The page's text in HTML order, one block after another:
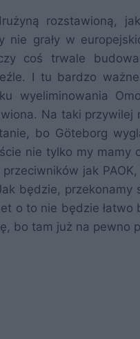
rozstawioną,
grały w
coś trwale
I tu bardzo
wyeliminowania
Na taki przywilej
bo Göteborg
nie tylko my mamy
jak
będzie, przekonamy
o to nie będzie łatwo
bo tam już na pewno